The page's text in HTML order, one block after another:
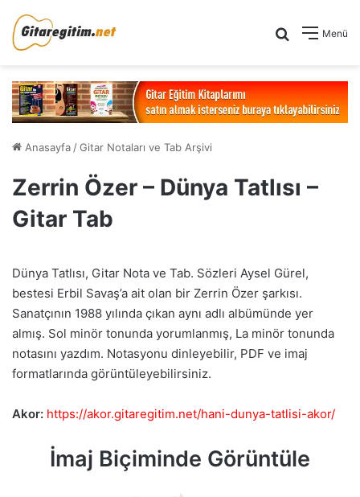
Menü
Arama yap
Anasayfa /Gitar Notaları ve Tab Arşivi
Zerrin Özer – Dünya Tatlısı –
Gitar Tab
Dünya Tatlısı, Gitar Nota ve Tab. Sözleri Aysel Gürel,
bestesi Erbil Savaş’a ait olan bir Zerrin Özer şarkısı.
Sanatçının 1988 yılında çıkan aynı adlı albümünde yer
almış. Sol minör tonunda yorumlanmış, La minör tonunda
notasını yazdım. Notasyonu dinleyebilir, PDF ve imaj
formatlarında görüntüleyebilirsiniz.
Akor: https://akor.gitaregitim.net/hani-dunya-tatlisi-akor/
İmaj Biçiminde Görüntüle